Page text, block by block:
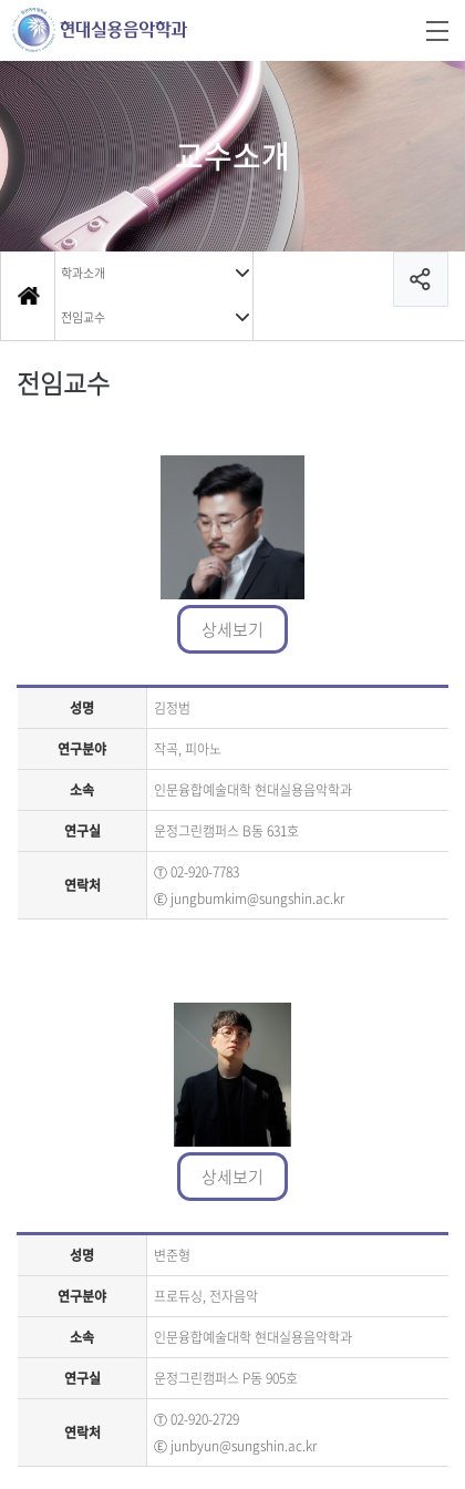
교수소개
학과소개
전임교수
전임교수
상세보기
성명 김정범
연구분야 작곡, 피아노
소속 인문융합예술대학 현대실용음악학과
연구실 운정그린캠퍼스 B동 631호
연락처
Ⓣ02-920-7783
Ⓔ jungbumkim@sungshin.ac.kr
상세보기
성명 변준형
연구분야 프로듀싱, 전자음악
소속 인문융합예술대학 현대실용음악학과
연구실 운정그린캠퍼스 P동 905호
연락처
Ⓣ02-920-2729
Ⓔ junbyun@sungshin.ac.kr